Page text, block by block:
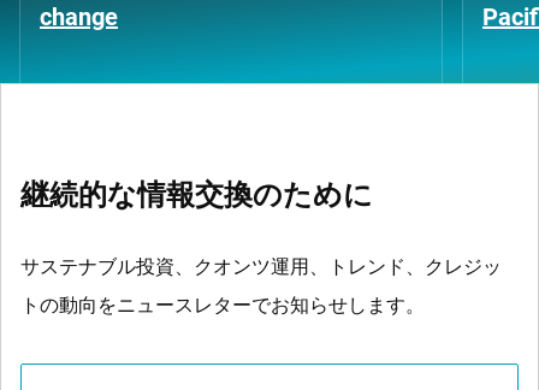
change
継続的な情報交換のために
サステナブル投資、クオンツ運用、トレンド、クレジッ
トの動向をニュースレターでお知らせします。